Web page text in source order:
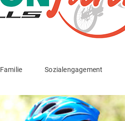
Familie Sozialengagement